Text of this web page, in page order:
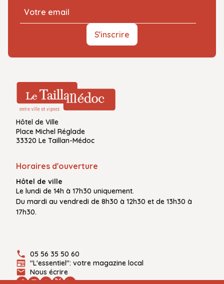
S'inscrire
Hôtel de Ville
Place Michel Réglade
33320 Le Taillan-Médoc
Horaires d'ouverture
Hôtel de ville
Le lundi de 14h à 17h30 uniquement.
Du mardi au vendredi de 8h30 à 12h30 et de 13h30 à
17h30.
05 56 35 50 60
"L'essentiel": votre magazine local
Nous écrire